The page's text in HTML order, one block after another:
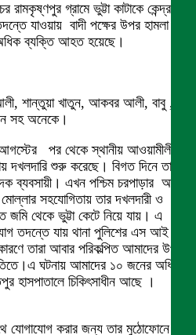
রামকৃষ্ণপুর গ্রামে ভুট্টা কাটাকে কেন্দ্র
যাওয়ায় বাদী পক্ষের উপর হামলা
ব্যক্তি আহত হয়েছে।
শান্তুয়া খাতুন, আকবর আলী, বাবু ,
সহ অনেকে।
পর থেকে স্থানীয় আওয়ামীলীগের
দখলদারি শুরু করেছে। বিগত দিনে তারা
ব্যবসায়ী। এখন পশ্চিম চরপাড়ার আয়ব
সহযোগিতায় তার দখলদারী ও
জমি থেকে ভুট্টা কেটে নিয়ে যায়। এ
তদন্তে যায় থানা পুলিশের এস আই
তারা আবার পরিকল্পিত আমাদের উপর
ঘটনায় আমাদের ১০ জনের অধিক
চিকিৎসাধীন আছে ।
যোগাযোগ করার জন্য তার মুঠোফোনে